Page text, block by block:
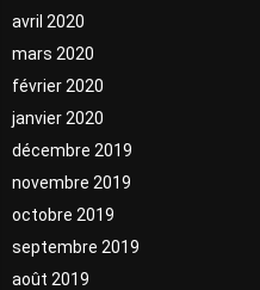
avril 2020
mars 2020
février 2020
janvier 2020
décembre 2019
novembre 2019
octobre 2019
septembre 2019
août 2019